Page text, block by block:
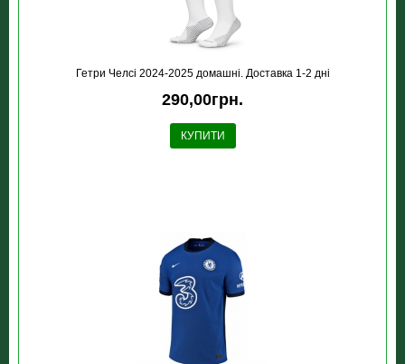
Гетри Челсі 2024-2025 домашні. Доставка 1-2 дні
290,00грн.
КУПИТИ